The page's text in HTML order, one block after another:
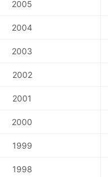
2005
2004
2003
2002
2001
2000
1999
1998